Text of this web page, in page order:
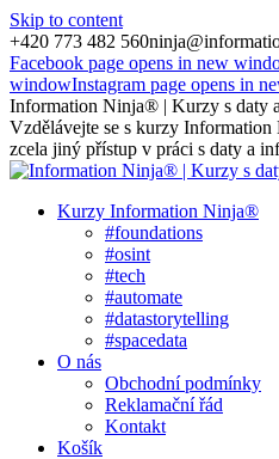
Skip to content
+420 773 482 560
Facebook page opens in new
windowInstagram page opens in
Information Ninja® | Kurzy s daty
Vzdělávejte se s kurzy
zcela jiný přístup v práci s daty a
Kurzy Information Ninja®
#foundations
#osint
#tech
#automate
#datastorytelling
#spacedata
O nás
Obchodní podmínky
Reklamační řád
Kontakt
Košík